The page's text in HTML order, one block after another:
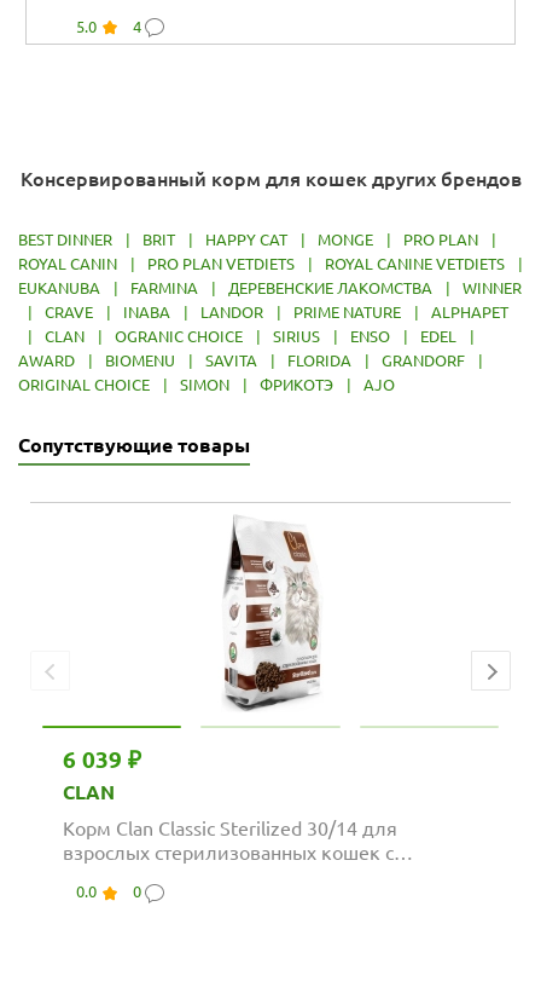
5.0 4
Консервированный корм для кошек других брендов
BEST DINNER | BRIT | HAPPY CAT | MONGE | PRO PLAN
|
ROYAL CANIN
| PRO PLAN VETDIETS | ROYAL CANINE VETDIETS
|
EUKANUBA
| FARMINA | ДЕРЕВЕНСКИЕ ЛАКОМСТВА |
WINNER
|
CRAVE | INABA | LANDOR | PRIME NATURE |
ALPHAPET
|
CLAN | OGRANIC CHOICE | SIRIUS | ENSO | EDEL
|
AWARD
| BIOMENU | SAVITA | FLORIDA | GRANDORF
|
ORIGINAL CHOICE
| SIMON | ФРИКОТЭ | AJO
Сопутствующие товары
6 039 ₽
CLAN
Корм Clan Classic Sterilized 30/14 для
взрослых стерилизованных кошек с
0.0 0